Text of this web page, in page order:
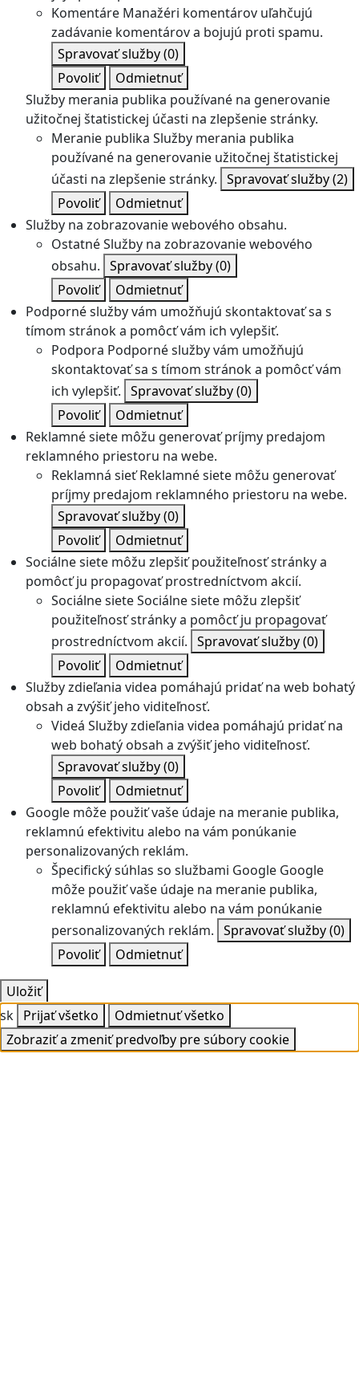
Komentáre Manažéri komentárov uľahčujú
zadávanie komentárov a bojujú proti spamu.
Spravovať služby(0)
Povoliť
Odmietnuť
Služby merania publika používané na generovanie
užitočnej štatistickej účasti na zlepšenie stránky.
Meranie publika Služby merania publika
používané na generovanie užitočnej štatistickej
účasti na zlepšenie stránky. Spravovať služby(2)
Povoliť
Odmietnuť
Služby na zobrazovanie webového obsahu.
OstatnéSlužby na zobrazovanie webového
obsahu. Spravovať služby(0)
Povoliť
Odmietnuť
Podporné služby vám umožňujú skontaktovať sa s
tímom stránok a pomôcť vám ich vylepšiť.
Podpora Podporné služby vám umožňujú
skontaktovať sa s tímom stránok a pomôcť vám
ich vylepšiť. Spravovať služby(0)
Povoliť
Odmietnuť
Reklamné siete môžu generovať príjmy predajom
reklamného priestoru na webe.
Reklamná sieť Reklamné siete môžu generovať
príjmy predajom reklamného priestoru na webe.
Spravovať služby(0)
Povoliť
Odmietnuť
Sociálne siete môžu zlepšiť použiteľnosť stránky a
pomôcť ju propagovať prostredníctvom akcií.
Sociálne sieteSociálne siete môžu zlepšiť
použiteľnosť stránky a pomôcť ju propagovať
prostredníctvom akcií. Spravovať služby(0)
Povoliť
Odmietnuť
Služby zdieľania videa pomáhajú pridať na web bohatý
obsah a zvýšiť jeho viditeľnosť.
Videá Služby zdieľania videa pomáhajú pridať na
web bohatý obsah a zvýšiť jeho viditeľnosť.
Spravovať služby(0)
Povoliť
Odmietnuť
Google môže použiť vaše údaje na meranie publika,
reklamnú efektivitu alebo na vám ponúkanie
personalizovaných reklám.
Špecifický súhlas so službami Google Google
môže použiť vaše údaje na meranie publika,
reklamnú efektivitu alebo na vám ponúkanie
personalizovaných reklám. Spravovať služby(0)
Povoliť
Odmietnuť
Uložiť
sk Prijať všetko
Odmietnuť všetko
Zobraziť a zmeniť predvoľby pre súbory cookie